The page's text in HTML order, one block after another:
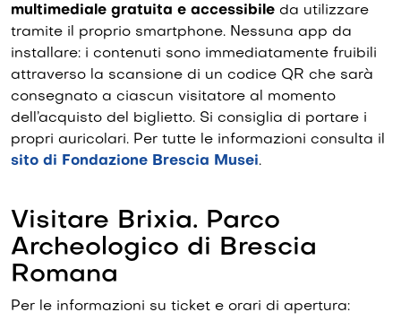
multimediale gratuita e accessibile da utilizzare
tramite il proprio smartphone. Nessuna app da
installare: i contenuti sono immediatamente fruibili
attraverso la scansione di un codice QR che sarà
consegnato a ciascun visitatore al momento
dell’acquisto del biglietto. Si consiglia di portare i
propri auricolari. Per tutte le informazioni consulta il
sito di Fondazione Brescia Musei.
Visitare Brixia. Parco
Archeologico di Brescia
Romana
Per le informazioni su ticket e orari di apertura: